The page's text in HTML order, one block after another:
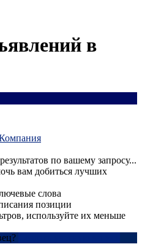
в
по вашему запросу...
вам добиться лучших
слова
позиции
используйте их меньше